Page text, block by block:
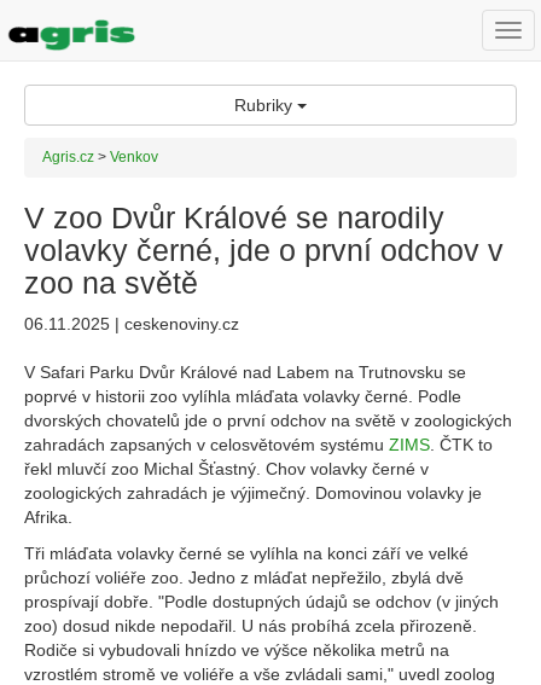
Rubriky
Agris.cz > Venkov
V zoo Dvůr Králové se narodily
volavky černé, jde o první odchov v
zoo na světě
06.11.2025 | ceskenoviny.cz
V Safari Parku Dvůr Králové nad Labem na Trutnovsku se
poprvé v historii zoo vylíhla mláďata volavky černé. Podle
dvorských chovatelů jde o první odchov na světě v zoologických
zahradách zapsaných v celosvětovém systému ZIMS . ČTK to
řekl mluvčí zoo Michal Šťastný. Chov volavky černé v
zoologických zahradách je výjimečný. Domovinou volavky je
Afrika.
Tři mláďata volavky černé se vylíhla na konci září ve velké
průchozí voliéře zoo. Jedno z mláďat nepřežilo, zbylá dvě
prospívají dobře. "Podle dostupných údajů se odchov (v jiných
zoo) dosud nikde nepodařil. U nás probíhá zcela přirozeně.
Rodiče si vybudovali hnízdo ve výšce několika metrů na
vzrostlém stromě ve voliéře a vše zvládali sami," uvedl zoolog